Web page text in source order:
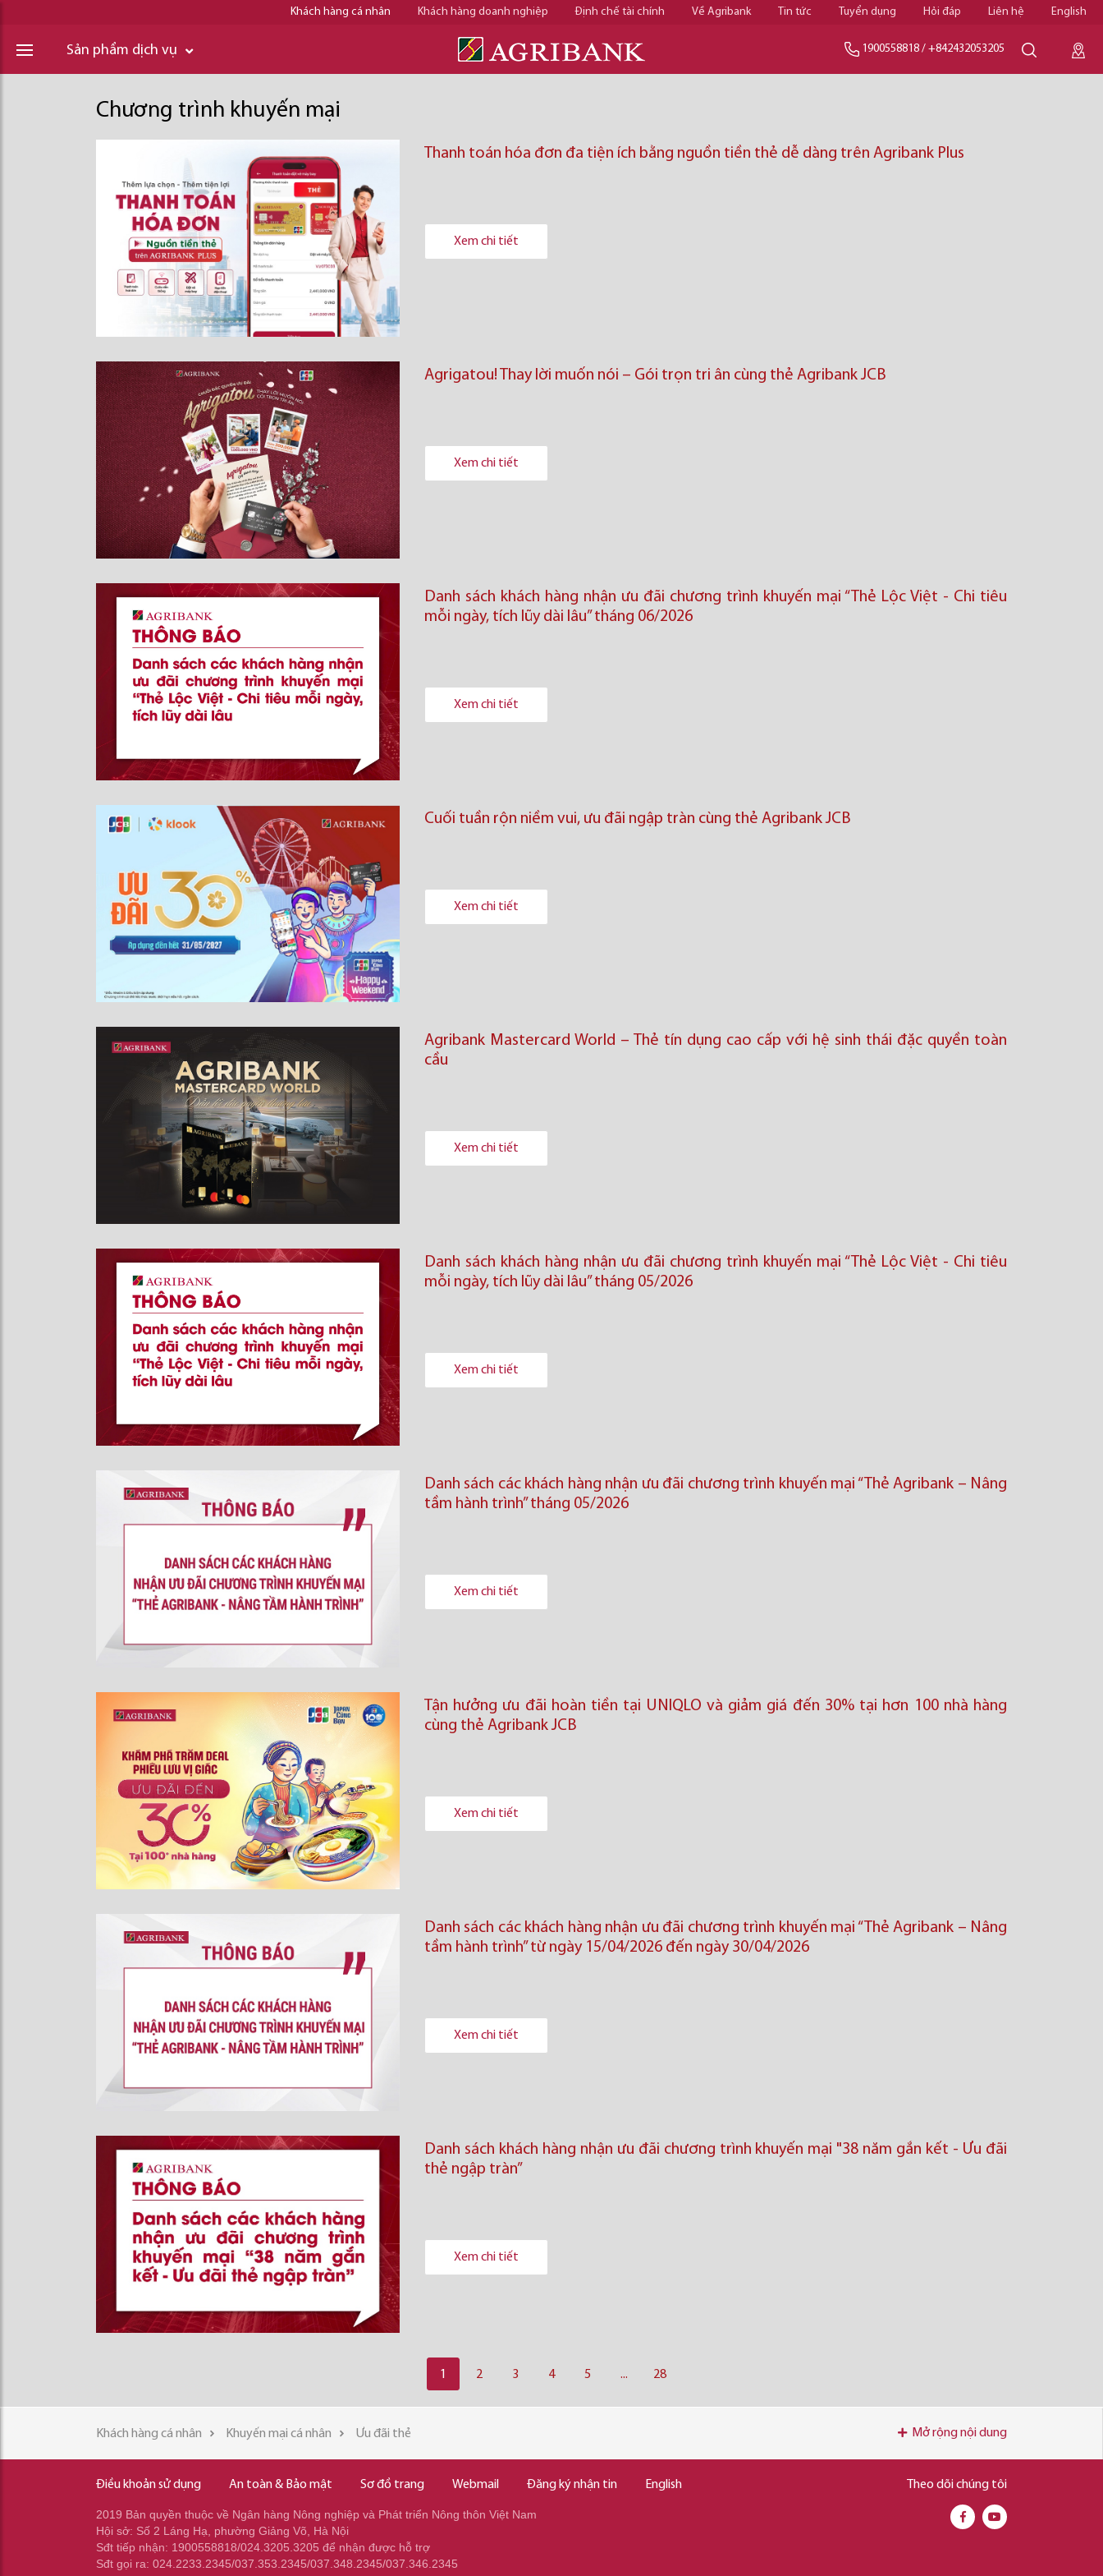
Khách hàng cá nhân Khách hàng doanh nghiệp Định chế tài chính Về Agribank Tin tức Tuyển dụng Hỏi đáp Liên hệ English
Sản phẩm dịch vụ 1900558818 / +842432053205
Chương trình khuyến mại
Thanh toán hóa đơn đa tiện ích bằng nguồn tiền thẻ dễ dàng trên Agribank Plus
Xem chi tiết
Agrigatou! Thay lời muốn nói – Gói trọn tri ân cùng thẻ Agribank JCB
Xem chi tiết
Danh sách khách hàng nhận ưu đãi chương trình khuyến mại “Thẻ Lộc Việt - Chi tiêu
mỗi ngày, tích lũy dài lâu” tháng 06/2026
Xem chi tiết
Cuối tuần rộn niềm vui, ưu đãi ngập tràn cùng thẻ Agribank JCB
Xem chi tiết
Agribank Mastercard World – Thẻ tín dụng cao cấp với hệ sinh thái đặc quyền toàn
cầu
Xem chi tiết
Danh sách khách hàng nhận ưu đãi chương trình khuyến mại “Thẻ Lộc Việt - Chi tiêu
mỗi ngày, tích lũy dài lâu” tháng 05/2026
Xem chi tiết
Danh sách các khách hàng nhận ưu đãi chương trình khuyến mại “Thẻ Agribank – Nâng
tầm hành trình” tháng 05/2026
Xem chi tiết
Tận hưởng ưu đãi hoàn tiền tại UNIQLO và giảm giá đến 30% tại hơn 100 nhà hàng
cùng thẻ Agribank JCB
Xem chi tiết
Danh sách các khách hàng nhận ưu đãi chương trình khuyến mại “Thẻ Agribank – Nâng
tầm hành trình” từ ngày 15/04/2026 đến ngày 30/04/2026
Xem chi tiết
Danh sách khách hàng nhận ưu đãi chương trình khuyến mại "38 năm gắn kết - Ưu đãi
thẻ ngập tràn”
Xem chi tiết
1 2 3 4 5 ... 28
Khách hàng cá nhân Khuyến mại cá nhân Ưu đãi thẻ Mở rộng nội dung
Điều khoản sử dụng An toàn & Bảo mật Sơ đồ trang Webmail Đăng ký nhận tin English
2019 Bản quyền thuộc về Ngân hàng Nông nghiệp và Phát triển Nông thôn Việt Nam
Hội sở: Số 2 Láng Hạ, phường Giảng Võ, Hà Nội
Sđt tiếp nhận: 1900558818/024.3205.3205 để nhận được hỗ trợ
Sđt gọi ra: 024.2233.2345/037.353.2345/037.348.2345/037.346.2345
Theo dõi chúng tôi